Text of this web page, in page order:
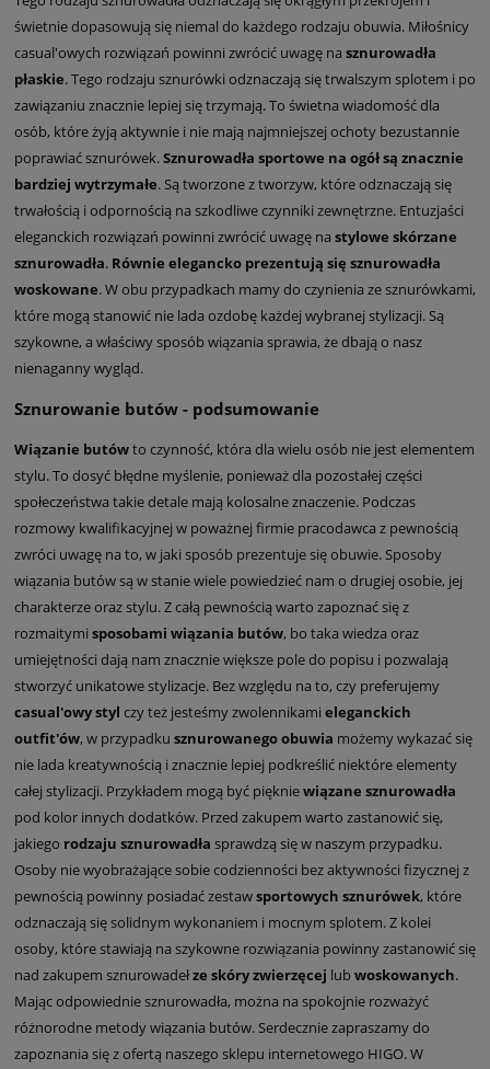
świetnie dopasowują się niemal do każdego rodzaju obuwia. Miłośnicy
casual'owych rozwiązań powinni zwrócić uwagę na sznurowadła
płaskie. Tego rodzaju sznurówki odznaczają się trwalszym splotem i po
zawiązaniu znacznie lepiej się trzymają. To świetna wiadomość dla
osób, które żyją aktywnie i nie mają najmniejszej ochoty bezustannie
poprawiać sznurówek.Sznurowadła sportowe na ogół są znacznie
bardziej wytrzymałe. Są tworzone z tworzyw, które odznaczają się
trwałością i odpornością na szkodliwe czynniki zewnętrzne. Entuzjaści
eleganckich rozwiązań powinni zwrócić uwagę na stylowe skórzane
sznurowadła. Równie elegancko prezentują się sznurowadła
woskowane. W obu przypadkach mamy do czynienia ze sznurówkami,
które mogą stanowić nie lada ozdobę każdej wybranej stylizacji. Są
szykowne, a właściwy sposób wiązania sprawia, że dbają o nasz
nienaganny wygląd.
Sznurowanie butów - podsumowanie
Wiązanie butówto czynność, która dla wielu osób nie jest elementem
stylu. To dosyć błędne myślenie, ponieważ dla pozostałej części
społeczeństwa takie detale mają kolosalne znaczenie. Podczas
rozmowy kwalifikacyjnej w poważnej firmie pracodawca z pewnością
zwróci uwagę na to, w jaki sposób prezentuje się obuwie. Sposoby
wiązania butów są w stanie wiele powiedzieć nam o drugiej osobie, jej
charakterze oraz stylu. Z całą pewnością warto zapoznać się z
rozmaitymi sposobami wiązania butów, bo taka wiedza oraz
umiejętności dają nam znacznie większe pole do popisu i pozwalają
stworzyć unikatowe stylizacje. Bez względu na to, czy preferujemy
casual'owy styl czy też jesteśmy zwolennikami eleganckich
outfit'ów, w przypadku sznurowanego obuwia możemy wykazać się
nie lada kreatywnością i znacznie lepiej podkreślić niektóre elementy
całej stylizacji. Przykładem mogą być piękniewiązane sznurowadła
pod kolor innych dodatków. Przed zakupem warto zastanowić się,
jakiego rodzaju sznurowadła sprawdzą się w naszym przypadku.
Osoby nie wyobrażające sobie codzienności bez aktywności fizycznej z
pewnością powinny posiadać zestawsportowych sznurówek, które
odznaczają się solidnym wykonaniem i mocnym splotem. Z kolei
osoby, które stawiają na szykowne rozwiązania powinny zastanowić się
nad zakupem sznurowadełze skóry zwierzęcej lubwoskowanych.
Mając odpowiednie sznurowadła, można na spokojnie rozważyć
różnorodne metody wiązania butów. Serdecznie zapraszamy do
zapoznania się z ofertą naszego sklepu internetowego HIGO. W